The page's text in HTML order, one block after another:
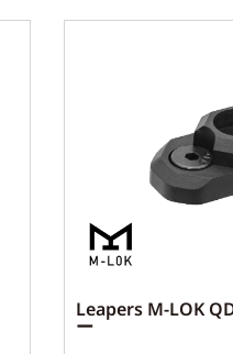
Leapers M-LOK
ー